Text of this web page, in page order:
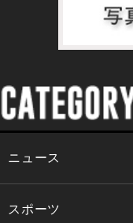
ニュース
スポーツ